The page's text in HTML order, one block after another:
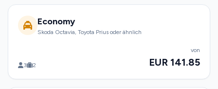
Economy
Skoda Octavia, Toyota Prius oder ähnlich
3 2
von
EUR 141.85